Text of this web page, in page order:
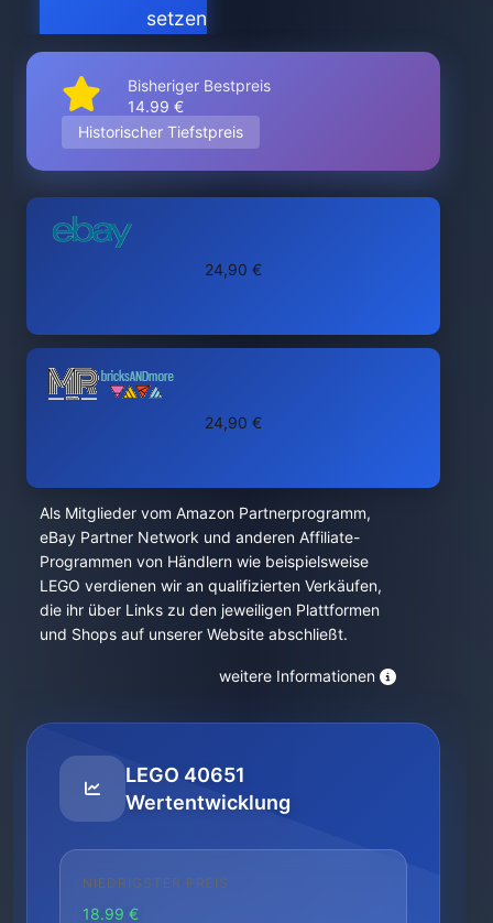
setzen
Bisheriger Bestpreis
14.99 €
Historischer Tiefstpreis
24,90 €
24,90 €
Als Mitglieder vom Amazon Partnerprogramm,
eBay Partner Network und anderen Affiliate-
Programmen von Händlern wie beispielsweise
LEGO verdienen wir an qualifizierten Verkäufen,
die ihr über Links zu den jeweiligen Plattformen
und Shops auf unserer Website abschließt.
weitere Informationen
LEGO 40651
Wertentwicklung
NIEDRIGSTER PREIS
18.99 €